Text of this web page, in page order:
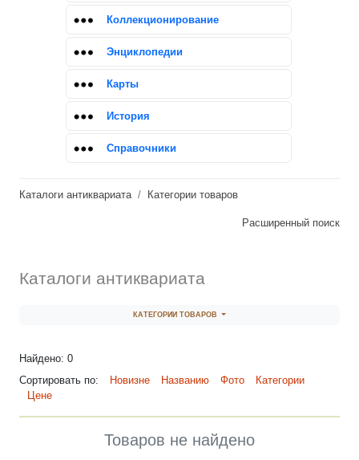
Коллекционирование
Энциклопедии
Карты
История
Справочники
Каталоги антиквариата Категории товаров
Расширенный поиск
Каталоги антиквариата
КАТЕГОРИИ ТОВАРОВ
Найдено: 0
Сортировать по:
Новизне Названию Фото
Категории
Цене
Товаров не найдено